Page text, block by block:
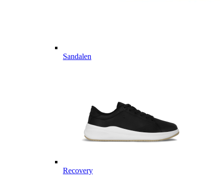
Sandalen
Recovery